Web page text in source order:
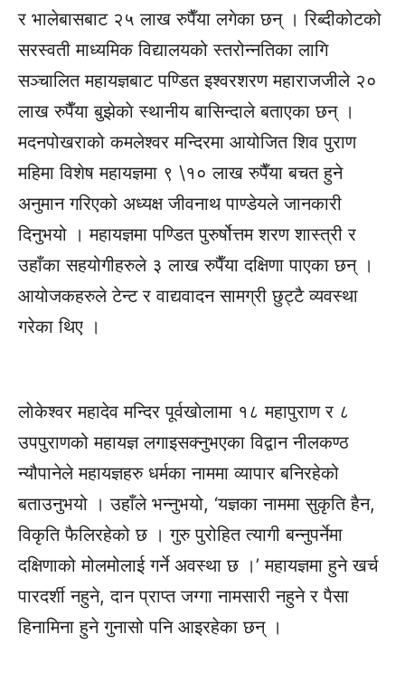
र भालेबासबाट २५ लाख रुपैँया लगेका छन् । रिब्दीकोटको
सरस्वती माध्यमिक विद्यालयको स्तरोन्नतिका लागि
सञ्चालित महायज्ञबाट पण्डित इश्वरशरण महाराजजीले २०
लाख रुपैँया बुझेकाे स्थानीय बासिन्दाले बताएका छन् ।
मदनपोखराको कमलेश्वर मन्दिरमा आयोजित शिव पुराण
महिमा विशेष महायज्ञमा ९ \१० लाख रुपैँया बचत हुने
अनुमान गरिएको अध्यक्ष जीवनाथ पाण्डेयले जानकारी
दिनुभयो । महायज्ञमा पण्डित पुरुर्षोत्तम शरण शास्त्री र
उहाँका सहयोगीहरुले ३ लाख रुपैँया दक्षिणा पाएका छन् ।
आयोजकहरुले टेन्ट र वाद्यवादन सामग्री छुट्टै व्यवस्था
गरेका थिए ।
लाेकेश्वर महादेव मन्दिर पूर्वखाेलामा १८ महापुराण र ८
उपपुराणको महायज्ञ लगाइसक्नुभएका विद्वान नीलकण्ठ
न्यौपानेले महायज्ञहरु धर्मका नाममा व्यापार बनिरहेको
बताउनुभयो । उहाँले भन्नुभयो, ‘यज्ञका नाममा सुकृति हैन,
विकृति फैलिरहेको छ । गुरु पुरोहित त्यागी बन्नुपर्नेमा
दक्षिणाको मोलमोलाई गर्ने अवस्था छ ।’ महायज्ञमा हुने खर्च
पारदर्शी नहुने, दान प्राप्त जग्गा नामसारी नहुने र पैसा
हिनामिना हुने गुनासो पनि आइरहेका छन् ।